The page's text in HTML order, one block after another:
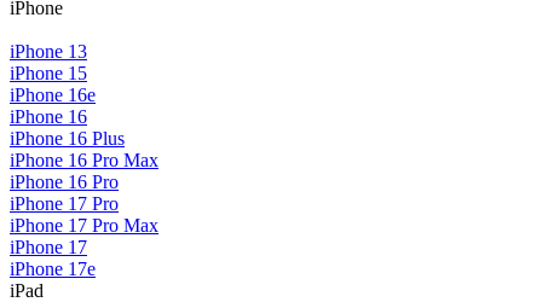
iPhone
iPhone 13
iPhone 15
iPhone 16e
iPhone 16
iPhone 16 Plus
iPhone 16 Pro Max
iPhone 16 Pro
iPhone 17 Pro
iPhone 17 Pro Max
iPhone 17
iPhone 17e
iPad